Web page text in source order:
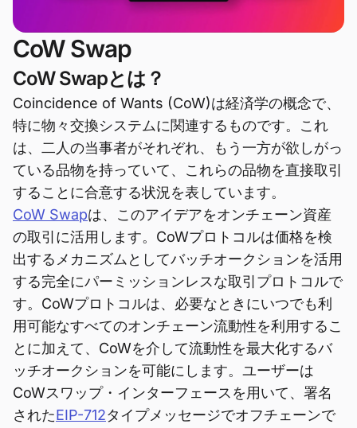
CoW Swap
CoW Swapとは？
Coincidence of Wants (CoW)は経済学の概念で、
特に物々交換システムに関連するものです。これ
は、二人の当事者がそれぞれ、もう一方が欲しがっ
ている品物を持っていて、これらの品物を直接取引
することに合意する状況を表しています。
CoW Swapは、このアイデアをオンチェーン資産
の取引に活用します。CoWプロトコルは価格を検
出するメカニズムとしてバッチオークションを活用
する完全にパーミッションレスな取引プロトコルで
す。CoWプロトコルは、必要なときにいつでも利
用可能なすべてのオンチェーン流動性を利用するこ
とに加えて、CoWを介して流動性を最大化するバ
ッチオークションを可能にします。ユーザーは
CoWスワップ・インターフェースを用いて、署名
されたEIP-712タイプメッセージでオフチェーンで